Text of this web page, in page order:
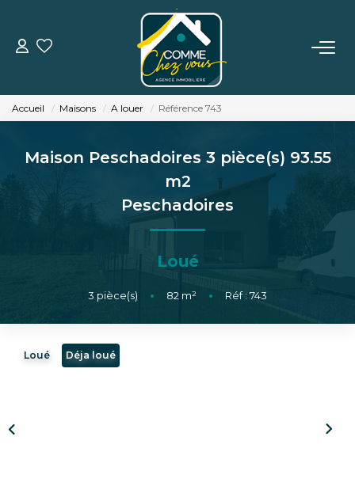
VENTE
LOCATION
ESTIMATION
BIENS VENDUS
L'AGENCE
Accueil Maisons A louer Référence 743
Maison Peschadoires 3 pièce(s) 93.55
m2
Peschadoires
Loué
3 pièce(s) • 82 m² • Réf : 743
Loué Déja loué